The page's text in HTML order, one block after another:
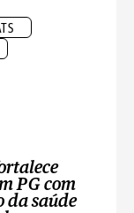
PG com
da saúde